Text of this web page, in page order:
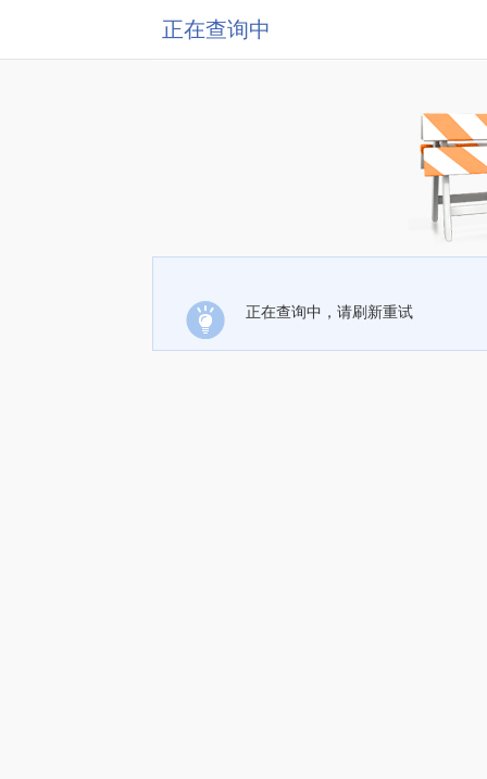
正在查询中
正在查询中，请刷新重试